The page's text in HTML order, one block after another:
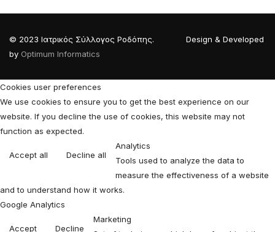
© 2023 Ιατρικός Σύλλογος Ροδόπης. Design & Developed
by Optimum Informatics
Cookies user preferences
We use cookies to ensure you to get the best experience on our
website. If you decline the use of cookies, this website may not
function as expected.
Accept all Decline all
Analytics
Tools used to analyze the data to
measure the effectiveness of a website
and to understand how it works.
Google Analytics
Accept Decline
Marketing